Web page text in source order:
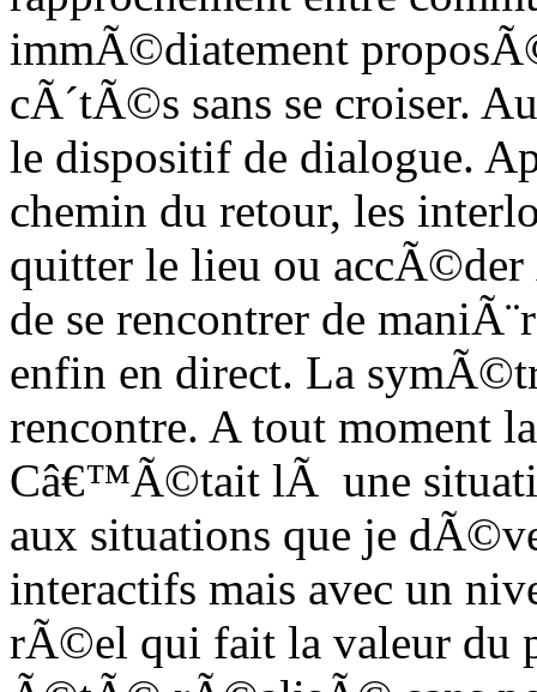
immÃ©diatement
cÃ´tÃ©s sans se croiser.
le dispositif de dialogue.
chemin du retour, les
quitter le lieu ou
de se rencontrer de
enfin en direct. La
rencontre. A tout moment
Câ€™Ã©tait lÃ une
aux situations que je
interactifs mais avec un
rÃ©el qui fait la valeur du